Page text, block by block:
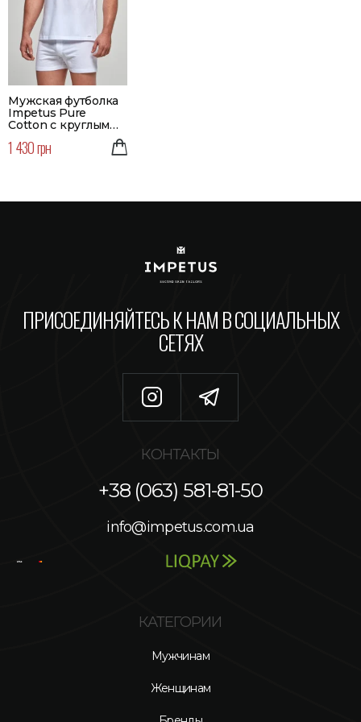
Мужская футболка
Impetus Pure
Cotton с круглым
белый
1 430 грн
ПРИСОЕДИНЯЙТЕСЬ К НАМ В СОЦИАЛЬНЫХ
СЕТЯХ
КОНТАКТЫ
+38 (063) 581-81-50
info@impetus.com.ua
КАТЕГОРИИ
Мужчинам
Женщинам